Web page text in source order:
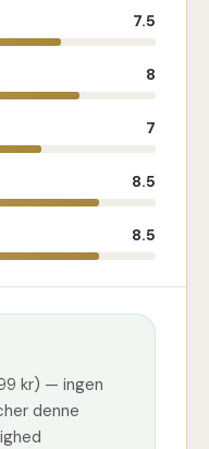
7.5
8
7
8.5
8.5
kr) — ingen
denne